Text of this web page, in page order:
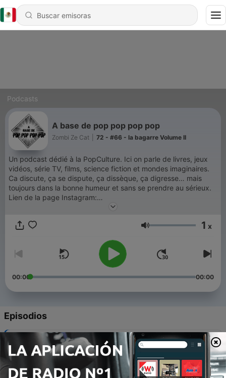
Podcasts
A base de pop pop pop pop
Zombi Ze Cat 72 - #66 - la bagarre Volume II
Un podcast dédié à la PopCulture. Ici on parle de livres, jeux
vidéos, série TV, films, science fiction et mondes imaginaires.
Ca discute, ça se dispute, ça dissèque, ça digresse… mais
toujours dans la bonne humeur et sans se prendre au sérieux.
Lien de la page Instagram:
https://www.instagram.com/abasedepppp/ Lien de la page
Adresse mail : abasedepppp@gmail.com Lien de la page X:
Volumen 1 x
00:00 00:00
Episodios
72 #66 - la bagarre Volume II
23 jun. 2026
71 - #65 - C'est le moment de faire revenir la piraterie